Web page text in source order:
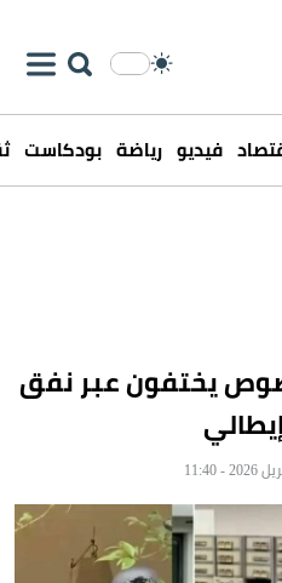
فيديو رياضة بودكاست
يختفون عبر نفق